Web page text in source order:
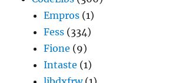
Empros (1)
Fess (334)
Fione (9)
Intaste (1)